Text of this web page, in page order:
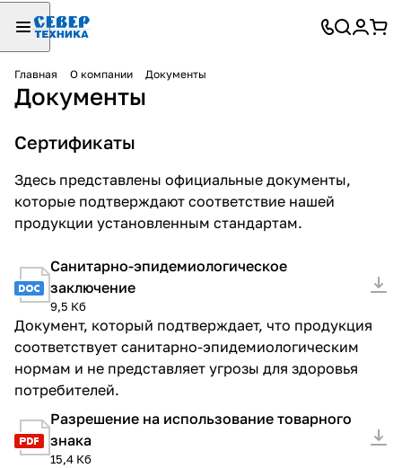
Главная О компании Документы
Документы
Сертификаты
Здесь представлены официальные документы,
которые подтверждают соответствие нашей
продукции установленным стандартам.
Санитарно-эпидемиологическое
заключение
9,5 Кб
Документ, который подтверждает, что продукция
соответствует санитарно-эпидемиологическим
нормам и не представляет угрозы для здоровья
потребителей.
Разрешение на использование товарного
знака
15,4 Кб